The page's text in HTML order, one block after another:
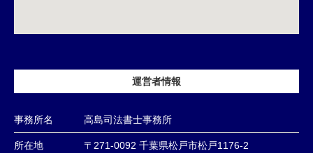
運営者情報
事務所名 高島司法書士事務所
所在地 〒271-0092 千葉県松戸市松戸1176-2